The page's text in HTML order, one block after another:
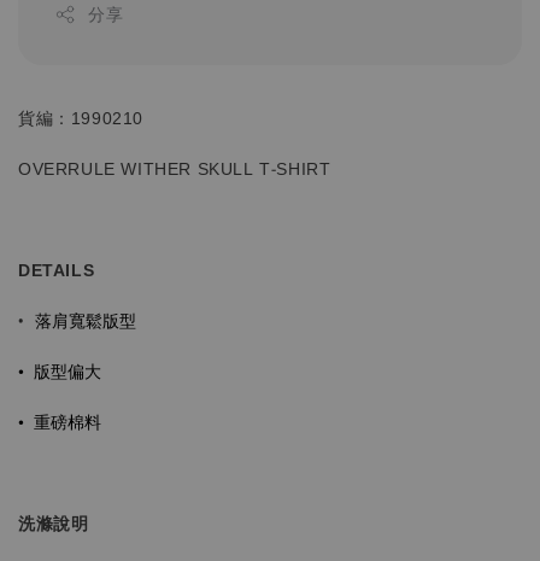
分享
貨編：1990210
OVERRULE WITHER SKULL T-SHIRT
DETAILS
• 落肩寬鬆版型
• 版型偏大
• 重磅棉料
洗滌說明